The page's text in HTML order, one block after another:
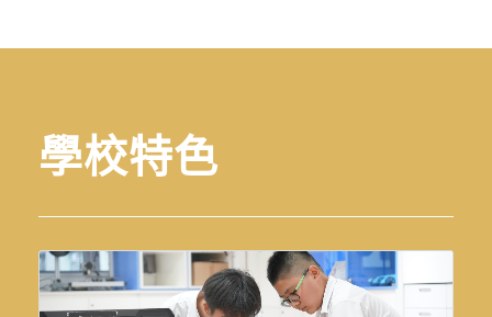
學校特色